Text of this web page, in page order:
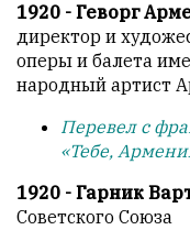
1920 - Геворг
директор и
оперы и балета
народный артист
Перевел с
«Тебе,
1920 - Гарник
Советского Союза